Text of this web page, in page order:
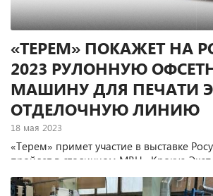
«ТЕРЕМ» ПОКАЖЕТ НА
2023 РУЛОННУЮ
МАШИНУ ДЛЯ ПЕЧАТИ
ОТДЕЛОЧНУЮ ЛИНИЮ
18 мая 2023
«Терем» примет участие в выставке
пройдет в столичном МВЦ «Крокус-
2023 года. На своем стенде компания
демонстрировать в работе две